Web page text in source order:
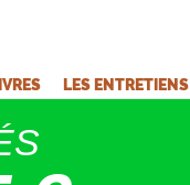
LES ENTRETIENS